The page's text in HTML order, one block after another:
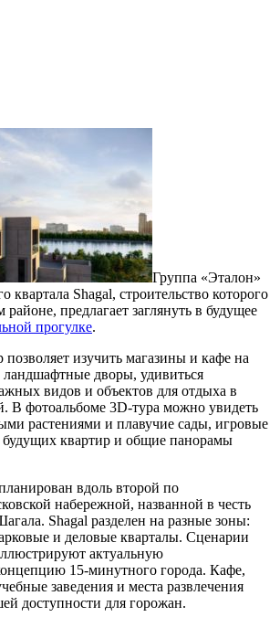
Группа «Эталон»
Shagal, строительство которого
предлагает заглянуть в будущее
прогулке.
изучить магазины и кафе на
ландшафтные дворы, удивиться
видов и объектов для отдыха в
В фотоальбоме 3D-тура можно увидеть
растениями и плавучие сады, игровые
квартир и общие панорамы
вдоль второй по
набережной, названной в честь
Shagal разделен на разные зоны:
и деловые кварталы. Сценарии
актуальную
15-минутного города. Кафе,
заведения и места развлечения
доступности для горожан.